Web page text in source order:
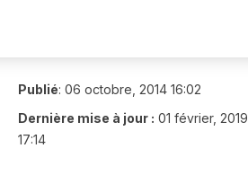
Publié: 06 octobre, 2014 16:02
Dernière mise à jour : 01 février, 2019
17:14